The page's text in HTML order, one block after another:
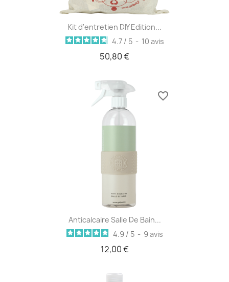
Kit d'entretien DIY Edition...
4.7 / 5 - 10 avis
50,80 €
Anticalcaire Salle De Bain...
4.9 / 5 - 9 avis
12,00 €
favorite_border